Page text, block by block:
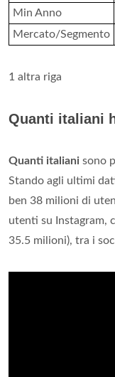
Min Anno
Mercato/Segmento
1 altra riga
Quanti italiani
Quanti italiani sono
Stando agli ultimi
ben 38 milioni di
utenti su Instagram,
35.5 milioni), tra i